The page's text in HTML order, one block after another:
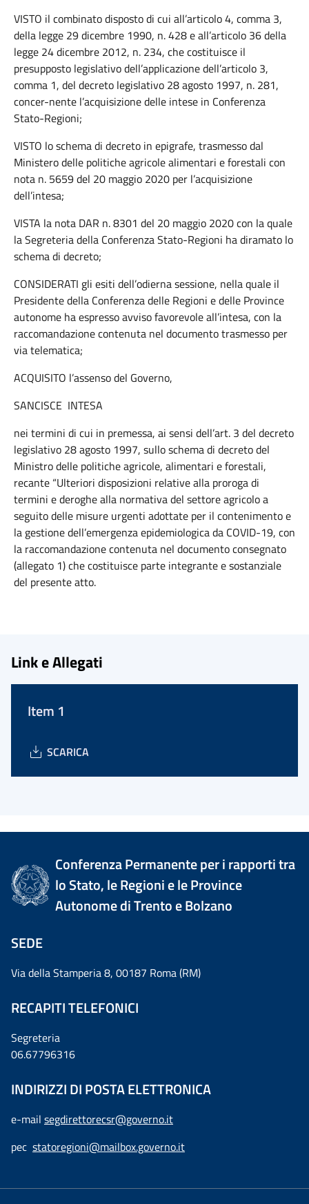
VISTO il combinato disposto di cui all’articolo 4, comma 3,
della legge 29 dicembre 1990, n. 428 e all’articolo 36 della
legge 24 dicembre 2012, n. 234, che costituisce il
presupposto legislativo dell’applicazione dell’articolo 3,
comma 1, del decreto legislativo 28 agosto 1997, n. 281,
concer-nente l’acquisizione delle intese in Conferenza
Stato-Regioni;
VISTO lo schema di decreto in epigrafe, trasmesso dal
Ministero delle politiche agricole alimentari e forestali con
nota n. 5659 del 20 maggio 2020 per l’acquisizione
dell’intesa;
VISTA la nota DAR n. 8301 del 20 maggio 2020 con la quale
la Segreteria della Conferenza Stato-Regioni ha diramato lo
schema di decreto;
CONSIDERATI gli esiti dell’odierna sessione, nella quale il
Presidente della Conferenza delle Regioni e delle Province
autonome ha espresso avviso favorevole all’intesa, con la
raccomandazione contenuta nel documento trasmesso per
via telematica;
ACQUISITO l’assenso del Governo,
SANCISCE INTESA
nei termini di cui in premessa, ai sensi dell’art. 3 del decreto
legislativo 28 agosto 1997, sullo schema di decreto del
Ministro delle politiche agricole, alimentari e forestali,
recante “Ulteriori disposizioni relative alla proroga di
termini e deroghe alla normativa del settore agricolo a
seguito delle misure urgenti adottate per il contenimento e
la gestione dell’emergenza epidemiologica da COVID-19, con
la raccomandazione contenuta nel documento consegnato
(allegato 1) che costituisce parte integrante e sostanziale
del presente atto.
Link e Allegati
Item 1
SCARICA
Conferenza Permanente per i rapporti tra
lo Stato, le Regioni e le Province
Autonome di Trento e Bolzano
SEDE
Via della Stamperia 8, 00187 Roma (RM)
RECAPITI TELEFONICI
Segreteria
06.67796316
INDIRIZZI DI POSTA ELETTRONICA
e-mail segdirettorecsr@governo.it
pec statoregioni@mailbox.governo.it